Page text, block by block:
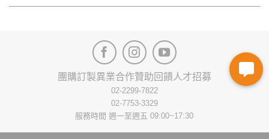
團購訂製異業合作贊助回饋人才招募
02-2299-7822
02-7753-3329
服務時間 週一至週五 09:00~17:30